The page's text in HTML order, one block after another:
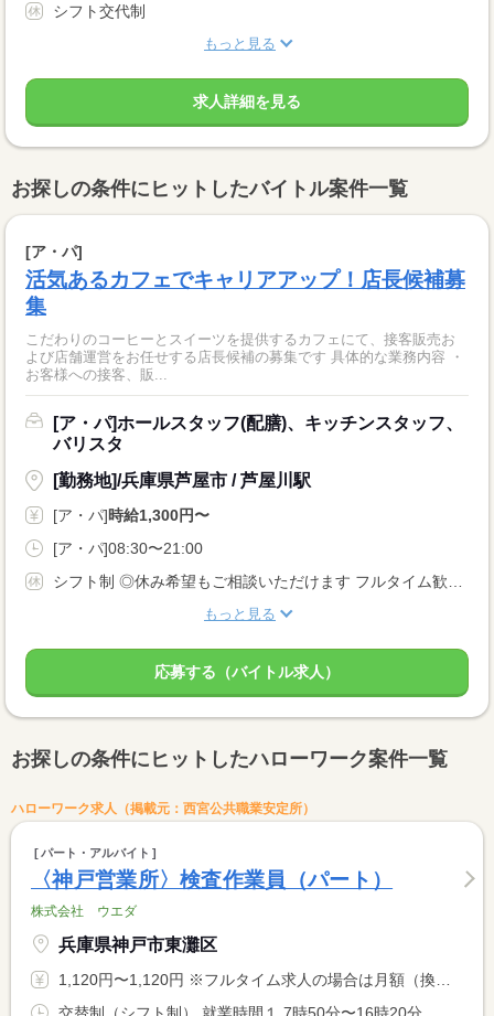
シフト交代制
もっと見る
求人詳細を見る
お探しの条件にヒットしたバイトル案件一覧
[ア・パ]
活気あるカフェでキャリアアップ！店長候補募
集
こだわりのコーヒーとスイーツを提供するカフェにて、接客販売お
よび店舗運営をお任せする店長候補の募集です 具体的な業務内容 ・
お客様への接客、販...
[ア・パ]ホールスタッフ(配膳)、キッチンスタッフ、
バリスタ
[勤務地]/兵庫県芦屋市 / 芦屋川駅
[ア・パ]時給1,300円〜
[ア・パ]08:30〜21:00
もっと見る
応募する（バイトル求人）
お探しの条件にヒットしたハローワーク案件一覧
ハローワーク求人（掲載元：西宮公共職業安定所）
パート・アルバイト
〈神戸営業所〉検査作業員（パート）
株式会社 ウエダ
兵庫県神戸市東灘区
1,120円〜1,120円 ※フルタイム求人の場合は月額（換算額）、パート求人の場合は時間額を表示しています。